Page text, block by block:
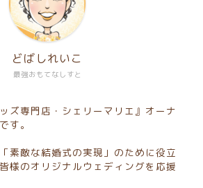
最強おもてなしすと
どばしれいこ
ズ専門店・シェリーマリエ』オーナ
す。
素敵な結婚式の実現」のために役立
様のオリジナルウェディングを応援